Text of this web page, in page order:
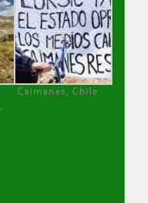
Caimanes, Chile